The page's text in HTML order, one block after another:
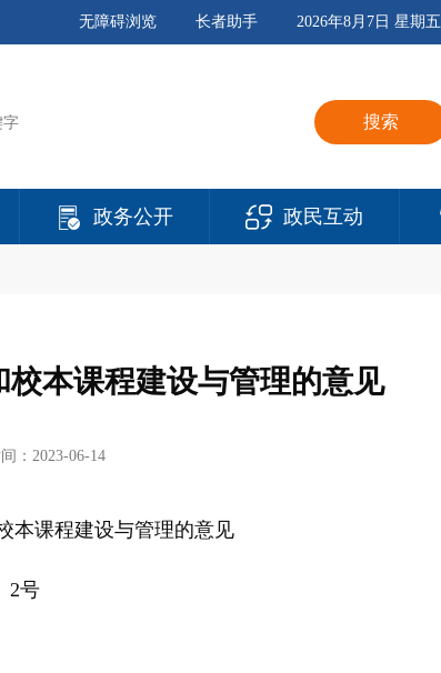
2026年8月7日 星期五
长者助手
无障碍浏览
搜索
政务公开 政民互动
本课程建设与管理的意见
：2023-06-14
本课程建设与管理的意见
2号